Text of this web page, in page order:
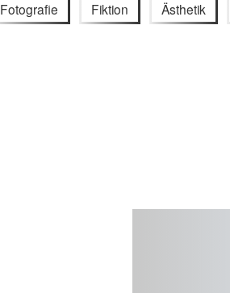
Fotografie Fiktion Ästhetik